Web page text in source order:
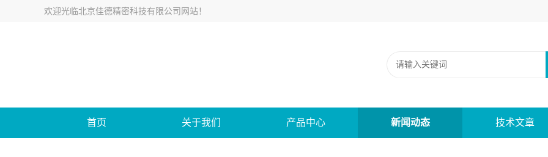
欢迎光临北京佳德精密科技有限公司网站！
首页 关于我们 产品中心 新闻动态 技术文章